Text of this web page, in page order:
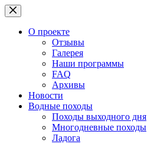
Перейти
к
сути
О проекте
Отзывы
Галерея
Наши программы
FAQ
Архивы
Новости
Водные походы
Походы выходного дня
Многодневные походы
Ладога